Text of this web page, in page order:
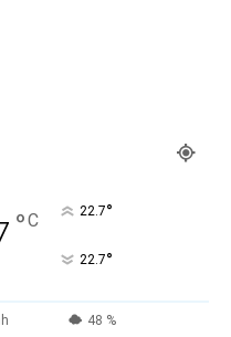
°C 22.7°
22.7°
48 %